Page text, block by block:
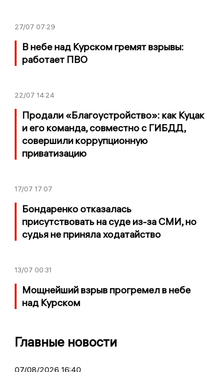
27/07 07:29
В небе над Курском гремят взрывы:
работает ПВО
22/07 14:24
Продали «Благоустройство»: как Куцак
и его команда, совместно с ГИБДД,
совершили коррупционную
приватизацию
17/07 17:07
Бондаренко отказалась
присутствовать на суде из-за СМИ, но
судья не приняла ходатайство
13/07 00:31
Мощнейший взрыв прогремел в небе
над Курском
Главные новости
07/08/2026 16:40